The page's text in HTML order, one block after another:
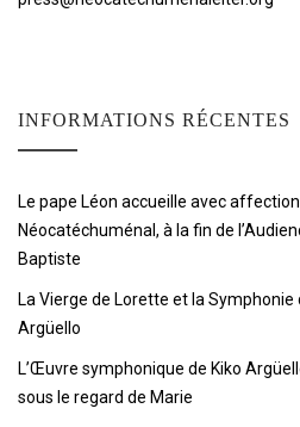
INFORMATIONS RÉCENTES
Le pape Léon accueille avec
Néocatéchuménal, à la fin de
Baptiste
La Vierge de Lorette et la Symphonie
Argüello
L’Œuvre symphonique de Kiko
sous le regard de Marie